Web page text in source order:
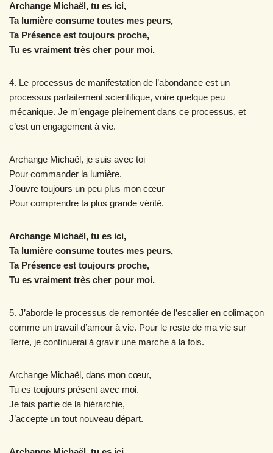
Archange Michaël, tu es ici,
Ta lumière consume toutes mes peurs,
Ta Présence est toujours proche,
Tu es vraiment très cher pour moi.
4. Le processus de manifestation de l’abondance est un
processus parfaitement scientifique, voire quelque peu
mécanique. Je m’engage pleinement dans ce processus, et
c’est un engagement à vie.
Archange Michaël, je suis avec toi
Pour commander la lumière.
J’ouvre toujours un peu plus mon cœur
Pour comprendre ta plus grande vérité.
Archange Michaël, tu es ici,
Ta lumière consume toutes mes peurs,
Ta Présence est toujours proche,
Tu es vraiment très cher pour moi.
5. J’aborde le processus de remontée de l’escalier en colimaçon
comme un travail d’amour à vie. Pour le reste de ma vie sur
Terre, je continuerai à gravir une marche à la fois.
Archange Michaël, dans mon cœur,
Tu es toujours présent avec moi.
Je fais partie de la hiérarchie,
J’accepte un tout nouveau départ.